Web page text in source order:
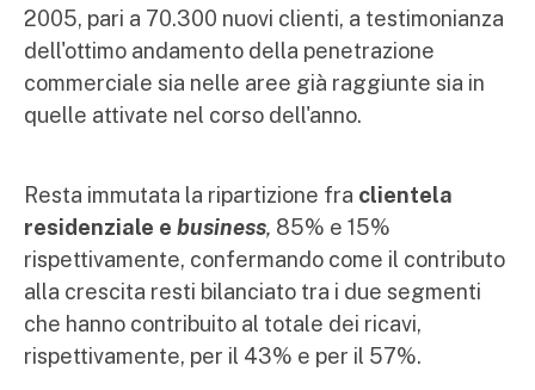
2005, pari a 70.300 nuovi clienti, a testimonianza
dell'ottimo andamento della penetrazione
commerciale sia nelle aree già raggiunte sia in
quelle attivate nel corso dell'anno.
Resta immutata la ripartizione fra clientela
residenziale e business, 85% e 15%
rispettivamente, confermando come il contributo
alla crescita resti bilanciato tra i due segmenti
che hanno contribuito al totale dei ricavi,
rispettivamente, per il 43% e per il 57%.